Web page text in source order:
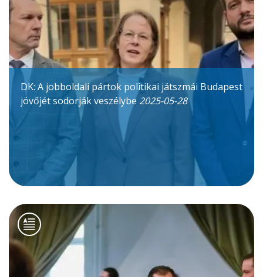
DK: A jobboldali pártok politikai játszmái Budapest
jövőjét sodorják veszélybe 2025-05-28